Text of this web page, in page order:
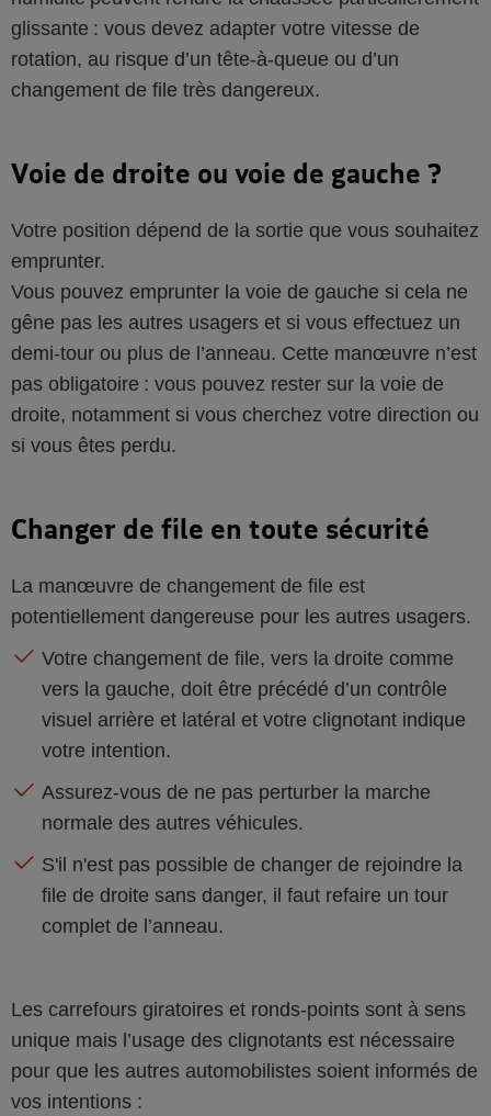
glissante : vous devez adapter votre vitesse de
rotation, au risque d’un tête-à-queue ou d’un
changement de file très dangereux.
Voie de droite ou voie de gauche ?
Votre position dépend de la sortie que vous souhaitez
emprunter.
Vous pouvez emprunter la voie de gauche si cela ne
gêne pas les autres usagers et si vous effectuez un
demi-tour ou plus de l’anneau. Cette manœuvre n’est
pas obligatoire : vous pouvez rester sur la voie de
droite, notamment si vous cherchez votre direction ou
si vous êtes perdu.
Changer de file en toute sécurité
La manœuvre de changement de file est
potentiellement dangereuse pour les autres usagers.
Votre changement de file, vers la droite comme
vers la gauche, doit être précédé d’un contrôle
visuel arrière et latéral et votre clignotant indique
votre intention.
Assurez-vous de ne pas perturber la marche
normale des autres véhicules.
S'il n'est pas possible de changer de rejoindre la
file de droite sans danger, il faut refaire un tour
complet de l’anneau.
Les carrefours giratoires et ronds-points sont à sens
unique mais l’usage des clignotants est nécessaire
pour que les autres automobilistes soient informés de
vos intentions :